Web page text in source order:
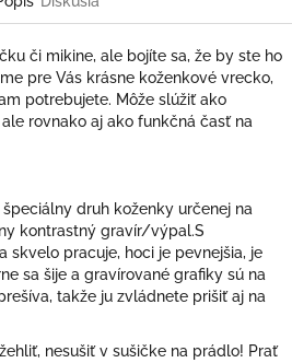
či mikine, ale bojíte sa, že by ste ho
pre Vás krásne koženkové vrecko,
potrebujete. Môže slúžiť ako
rovnako aj ako funkčná časť na
druh koženky určenej na
kontrastný gravír/výpal.S
skvelo pracuje, hoci je pevnejšia, je
sa šije a gravírované grafiky sú na
takže ju zvládnete prišiť aj na
nesušiť v sušičke na prádlo! Prať